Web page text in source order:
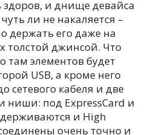
здоров, и днище девайса
ли не накаляется –
держать его даже на
толстой джинсой. Что
там элементов будет
USB, а кроме него
сетевого кабеля и две
ниши: под ExpressCard и
и High
очень точно и